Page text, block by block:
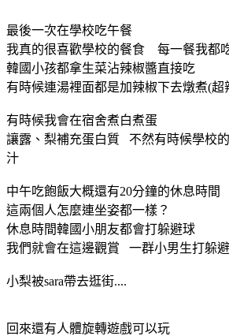
最後一次在學校吃午餐
我真的很喜歡學校的餐食 每一餐我都
韓國小孩都拿生菜沾辣椒醬直接吃
有時候連湯裡面都是加辣椒下去燉煮(超
有時候我會在宿舍煮白煮蛋
讓露、梨補充蛋白質 不然有時候學校
汁
中午吃飽飯大概還有20分鐘的休息時間
這兩個人怎麼連坐姿都一樣？
休息時間韓國小朋友都會打躲避球
我們就會在這邊觀賞 一群小男生打躲
小梨被sara帶去逛街....
回來還有人體旋轉遊戲可以玩